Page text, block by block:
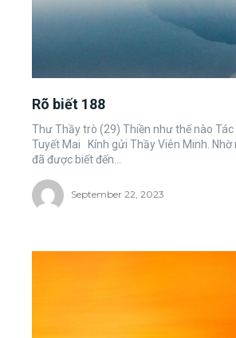
Rõ biết 188
Thư Thầy trò (29) Thiền như thế nào Tác
Tuyết Mai Kính gửi Thầy Viên Minh. Nhờ nhân duyên, con
đã được biết đến...
September 22, 2023